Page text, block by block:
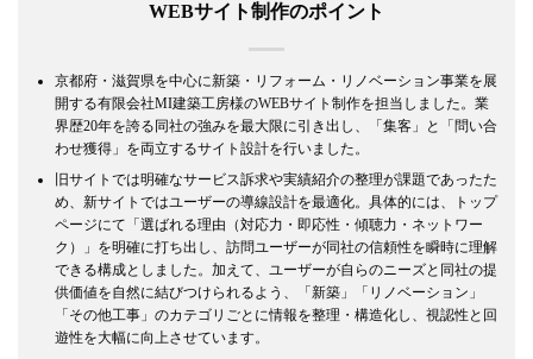
WEBサイト制作のポイント
京都府・滋賀県を中心に新築・リフォーム・リノベーション事業を展
開する有限会社MI建築工房様のWEBサイト制作を担当しました。業
界歴20年を誇る同社の強みを最大限に引き出し、「集客」と「問い合
わせ獲得」を両立するサイト設計を行いました。
旧サイトでは明確なサービス訴求や実績紹介の整理が課題であったた
め、新サイトではユーザーの導線設計を最適化。具体的には、トップ
ページにて「選ばれる理由（対応力・即応性・傾聴力・ネットワー
ク）」を明確に打ち出し、訪問ユーザーが同社の信頼性を瞬時に理解
できる構成としました。加えて、ユーザーが自らのニーズと同社の提
供価値を自然に結びつけられるよう、「新築」「リノベーション」
「その他工事」のカテゴリごとに情報を整理・構造化し、視認性と回
遊性を大幅に向上させています。